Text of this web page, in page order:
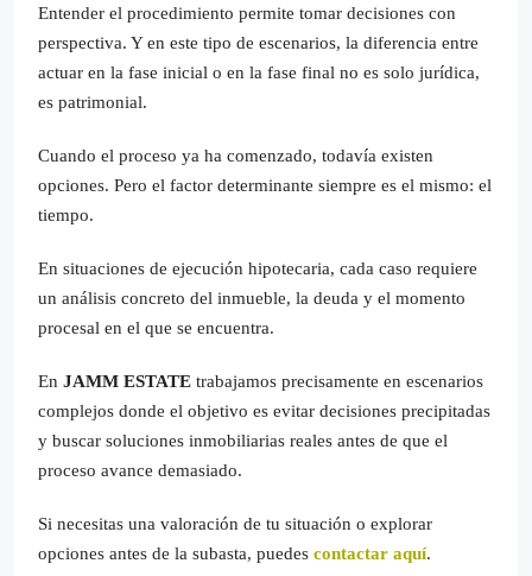
Entender el procedimiento permite tomar decisiones con
perspectiva. Y en este tipo de escenarios, la diferencia entre
actuar en la fase inicial o en la fase final no es solo jurídica,
es patrimonial.
Cuando el proceso ya ha comenzado, todavía existen
opciones. Pero el factor determinante siempre es el mismo: el
tiempo.
En situaciones de ejecución hipotecaria, cada caso requiere
un análisis concreto del inmueble, la deuda y el momento
procesal en el que se encuentra.
En JAMM ESTATE trabajamos precisamente en escenarios
complejos donde el objetivo es evitar decisiones precipitadas
y buscar soluciones inmobiliarias reales antes de que el
proceso avance demasiado.
Si necesitas una valoración de tu situación o explorar
opciones antes de la subasta, puedes contactar aquí.